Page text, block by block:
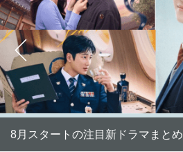
8月スタートの注目新ドラマまとめ